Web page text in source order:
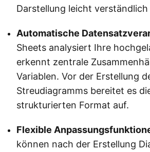
Darstellung leicht
Automatische
Sheets analysiert Ihre
erkennt zentrale
Variablen. Vor der Erstellung
Streudiagramms bereitet es
strukturierten Format auf.
Flexible
können nach der Erstellung